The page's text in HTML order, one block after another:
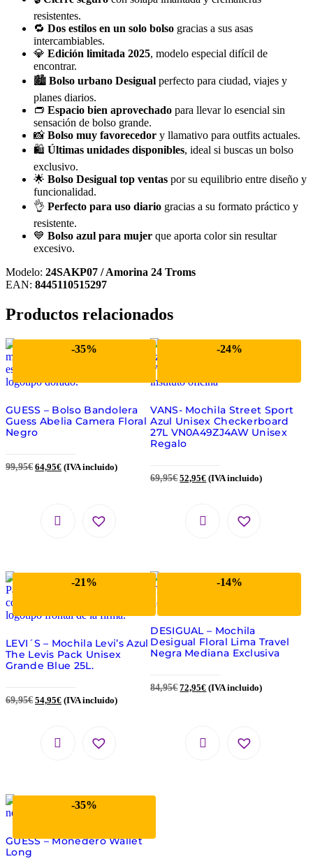
resistentes.
🔁 Dos estilos en un solo bolso gracias a sus asas
intercambiables.
💎 Edición limitada 2025, modelo especial difícil de
encontrar.
🏙️ Bolso urbano Desigual perfecto para ciudad, viajes y
planes diarios.
👝 Espacio bien aprovechado para llevar lo esencial sin
sensación de bolso grande.
📸 Bolso muy favorecedor y llamativo para outfits actuales.
🛍️ Últimas unidades disponibles, ideal si buscas un bolso
exclusivo.
🌟 Bolso Desigual top ventas por su equilibrio entre diseño y
funcionalidad.
👌 Perfecto para uso diario gracias a su formato práctico y
resistente.
💙 Bolso azul para mujer que aporta color sin resultar
excesivo.
Modelo: 24SAKP07 / Amorina 24 Troms
EAN: 8445110515297
Productos relacionados
-35%
GUESS – Bolso Bandolera
Guess Abelia Camera Floral
Negro
99,95€ 64,95€ (IVA incluido)
-24%
VANS- Mochila Street Sport
Azul Unisex Checkerboard
27L VN0A49ZJ4AW Unisex
Regalo
69,95€ 52,95€ (IVA incluido)
-21%
LEVI´S – Mochila Levi’s Azul
The Levis Pack Unisex
Grande Blue 25L.
69,95€ 54,95€ (IVA incluido)
-14%
DESIGUAL – Mochila
Desigual Floral Lima Travel
Negra Mediana Exclusiva
84,95€ 72,95€ (IVA incluido)
-35%
GUESS – Monedero Wallet
Long